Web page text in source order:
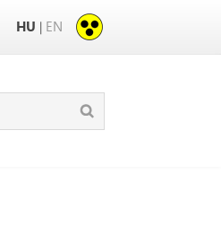
HU | EN